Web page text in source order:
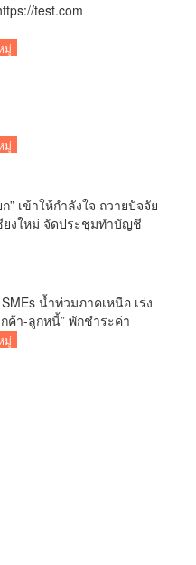
test.com
มู่
มู่
” เข้าให้กำลังใจ ถวายปัจจัย
ยงใหม่ จัดประชุมทำบัญชี
จ่ายของวัด กว่า 300 รูป ที่วัด
น้ำท่วมภาคเหนือ เร่ง
กค้า-ลูกหนี้” พักชำระค่า
ค่างวด
มู่